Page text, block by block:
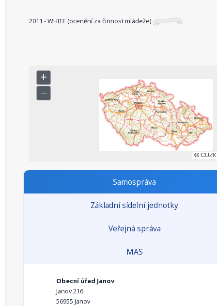
2011 - WHITE (ocenění za činnost mládeže)
Samospráva
Základní sídelní jednotky
Veřejná správa
MAS
Obecní úřad Janov
Janov 216
56955 Janov